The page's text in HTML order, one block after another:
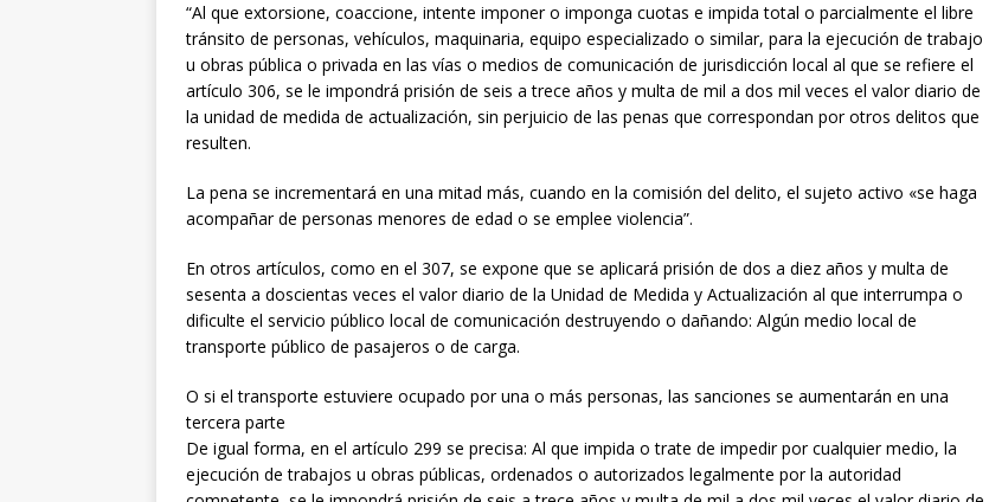
“Al que extorsione, coaccione, intente imponer o imponga cuotas e impida total o parcialmente el libre
tránsito de personas, vehículos, maquinaria, equipo especializado o similar, para la ejecución de trabajo
u obras pública o privada en las vías o medios de comunicación de jurisdicción local al que se refiere el
artículo 306, se le impondrá prisión de seis a trece años y multa de mil a dos mil veces el valor diario de
la unidad de medida de actualización, sin perjuicio de las penas que correspondan por otros delitos que
resulten.
La pena se incrementará en una mitad más, cuando en la comisión del delito, el sujeto activo «se haga
acompañar de personas menores de edad o se emplee violencia”.
En otros artículos, como en el 307, se expone que se aplicará prisión de dos a diez años y multa de
sesenta a doscientas veces el valor diario de la Unidad de Medida y Actualización al que interrumpa o
dificulte el servicio público local de comunicación destruyendo o dañando: Algún medio local de
transporte público de pasajeros o de carga.
O si el transporte estuviere ocupado por una o más personas, las sanciones se aumentarán en una
tercera parte
De igual forma, en el artículo 299 se precisa: Al que impida o trate de impedir por cualquier medio, la
ejecución de trabajos u obras públicas, ordenados o autorizados legalmente por la autoridad